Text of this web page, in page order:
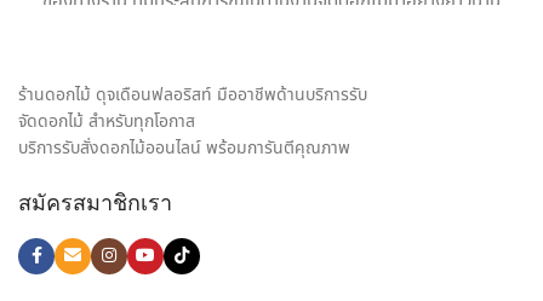
เรา คือ การเป็นสื่อกลางของทุกความรู้สึก พร้อมสร้างความประทับ
ใจให้กับทั้งผู้รับและผู้มอบดอกไม้ เราจึงมุ่งมั่นใส่ใจทุกรายละเอียด
ในงานจัดดอกไม้ ให้ได้ผลงานออกมาตรงตามความต้องการของ
ช่อดอกไม้รับปริญญา ช่อดอกไม้อวยพรวันเกิด, กระเช้าดอกไม้
แสดงความยินดี และดอกไม้ของขวัญอีกหลายรูปแบบ ก็มั่นใจ
เลือก สั่งดอกไม้ออนไลน์ กับ ร้านดอกไม้ ของเราได้เลย
ร้านดอกไม้ ดุจเดือนฟลอริสท์ มืออาชีพด้านบริการรับ
จัดดอกไม้ สำหรับทุกโอกาส
บริการรับสั่งดอกไม้ออนไลน์ พร้อมการันตีคุณภาพ
สมัครสมาชิกเรา